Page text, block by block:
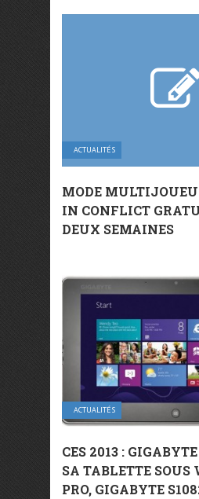
ACTUALITÉS
MODE
IN CONFLICT
DEUX SEMAINES
ACTUALITÉS
CES 2013 :
SA TABLETTE SOUS
PRO, GIGABYTE